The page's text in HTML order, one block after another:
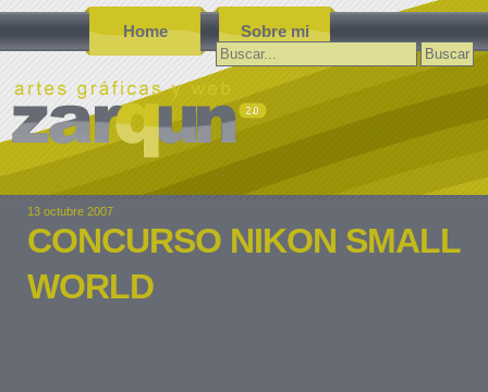
Home Sobre mi
Buscar:
13 octubre 2007
CONCURSO NIKON SMALL
WORLD